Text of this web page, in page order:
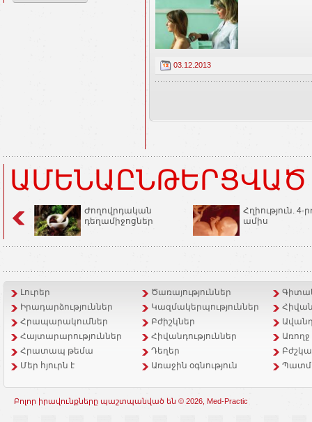
03.12.2013
Ժողովրդական
դեղամիջոցներ
Հղիություն. 4-
ամիս
Լուրեր Ծառայություններ
Իրադարձություններ
Կազմակերպություններ
Հրապարակումներ
Բժիշկներ
Հայտարարություններ
Հիվանդություններ
Հրատապ թեմա
Դեղեր
Մեր հյուրն է
Առաջին օգնություն
Բոլոր իրավունքները պաշտպանված են © 2026, Med-Practic